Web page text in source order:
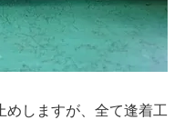
めしますが、全て逢着工